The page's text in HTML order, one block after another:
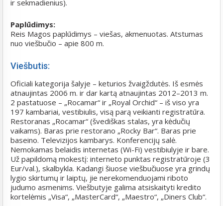
ir sekmadienius).
Paplūdimys:
Reis Magos paplūdimys – viešas, akmenuotas. Atstumas
nuo viešbučio – apie 800 m.
Viešbutis:
Oficiali kategorija šalyje – keturios žvaigždutės. Iš esmės
atnaujintas 2006 m. ir dar kartą atnaujintas 2012–2013 m.
2 pastatuose – „Rocamar“ ir „Royal Orchid“ – iš viso yra
197 kambariai, vestibiulis, visą parą veikianti registratūra.
Restoranas „Rocamar“ (švediškas stalas, yra kėdučių
vaikams). Baras prie restorano „Rocky Bar“. Baras prie
baseino. Televizijos kambarys. Konferencijų salė.
Nemokamas belaidis internetas (Wi-Fi) vestibiulyje ir bare.
Už papildomą mokestį: interneto punktas registratūroje (3
Eur/val.), skalbykla. Kadangi šiuose viešbučiuose yra grindų
lygio skirtumų ir laiptų, jie nerekomenduojami riboto
judumo asmenims. Viešbutyje galima atsiskaityti kredito
kortelėmis „Visa“, „MasterCard“, „Maestro“, „Diners Club“.